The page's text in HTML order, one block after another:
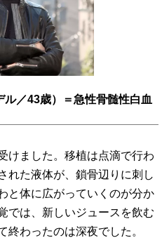
／43歳）＝急性骨髄性白血
けました。移植は点滴で行わ
れた液体が、鎖骨辺りに刺し
と体に広がっていくのが分か
では、新しいジュースを飲む
終わったのは深夜でした。